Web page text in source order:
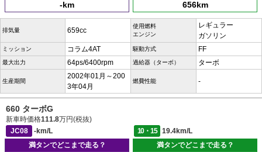
-km 656km
排気量 659cc
使用燃料
エンジン
レギュラー
ガソリン
ミッション コラム4AT 駆動方式 FF
最大出力 64ps/6400rpm 過給器（ターボ） ターボ
生産期間
2002年01月～200
3年04月
燃費性能 -
660 ターボG
新車時価格111.8万円(税抜)
JC08
-km/L 10・15
19.4km/L
満タンでどこまで走る？
満タンでどこまで走る？